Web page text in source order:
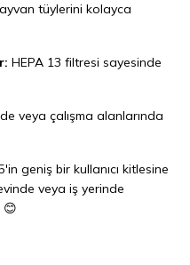
tüylerini kolayca
HEPA 13 filtresi sayesinde
veya çalışma alanlarında
geniş bir kullanıcı kitlesine
veya iş yerinde
😊